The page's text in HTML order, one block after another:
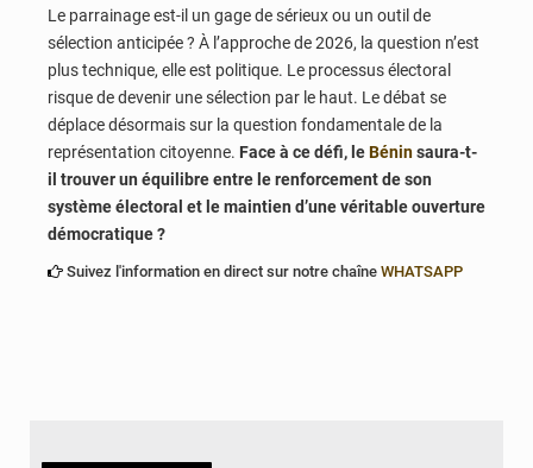
Le parrainage est-il un gage de sérieux ou un outil de
sélection anticipée ? À l’approche de 2026, la question n’est
plus technique, elle est politique. Le processus électoral
risque de devenir une sélection par le haut. Le débat se
déplace désormais sur la question fondamentale de la
représentation citoyenne. Face à ce défi, leBéninsaura-t-
il trouver un équilibre entre le renforcement de son
système électoral et le maintien d’une véritable ouverture
démocratique ?
Suivez l'information en direct sur notre chaîne WHATSAPP